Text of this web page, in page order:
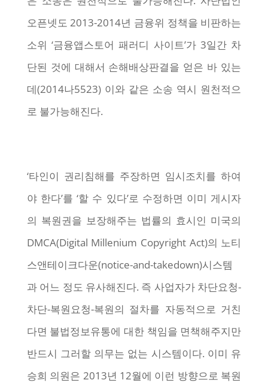
오픈넷도 2013-2014년 금융위 정책을 비판하는
소위 ‘금융앱스토어 패러디 사이트’가 3일간 차
단된 것에 대해서 손해배상판결을 얻은 바 있는
데(2014나5523) 이와 같은 소송 역시 원천적으
로 불가능해진다.
‘타인이 권리침해를 주장하면 임시조치를 하여
야 한다’를 ‘할 수 있다’로 수정하면 이미 게시자
의 복원권을 보장해주는 법률의 효시인 미국의
DMCA(Digital Millenium Copyright Act)의 노티
스앤테이크다운(notice-and-takedown)시스템
과 어느 정도 유사해진다. 즉 사업자가 차단요청-
차단-복원요청-복원의 절차를 자동적으로 거친
다면 불법정보유통에 대한 책임을 면책해주지만
반드시 그러할 의무는 없는 시스템이다. 이미 유
승희 의원은 2013년 12월에 이런 방향으로 복원